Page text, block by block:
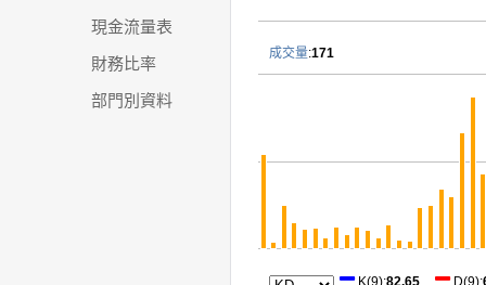
現金流量表
財務比率
部門別資料
成交量:171
K(9):82.65 D(9):